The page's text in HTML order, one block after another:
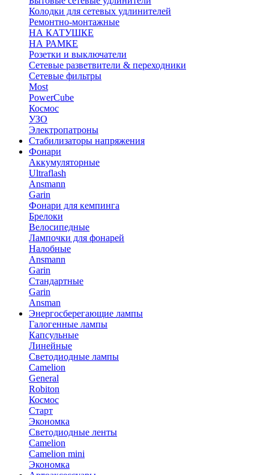
Колодки для сетевых удлинителей
Ремонтно-монтажные
НА КАТУШКЕ
НА РАМКЕ
Розетки и выключатели
Сетевые разветвители & переходники
Сетевые фильтры
Most
PowerCube
Космос
УЗО
Электропатроны
Стабилизаторы напряжения
Фонари
Аккумуляторные
Ultraflash
Ansmann
Garin
Фонари для кемпинга
Брелоки
Велосипедные
Лампочки для фонарей
Налобные
Ansmann
Garin
Стандартные
Garin
Ansman
Энергосберегающие лампы
Галогенные лампы
Капсульные
Линейные
Светодиодные лампы
Camelion
General
Robiton
Космос
Старт
Экономка
Светодиодные ленты
Camelion
Camelion mini
Экономка